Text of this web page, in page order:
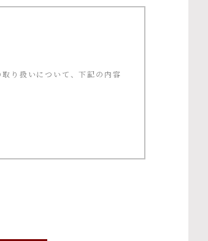
り扱いについて、下記の内容